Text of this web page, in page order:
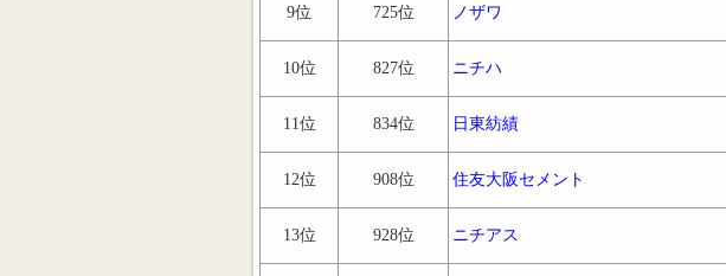
9位 725位 ノザワ
10位 827位 ニチハ
11位 834位 日東紡績
12位 908位 住友大阪セメント
13位 928位 ニチアス